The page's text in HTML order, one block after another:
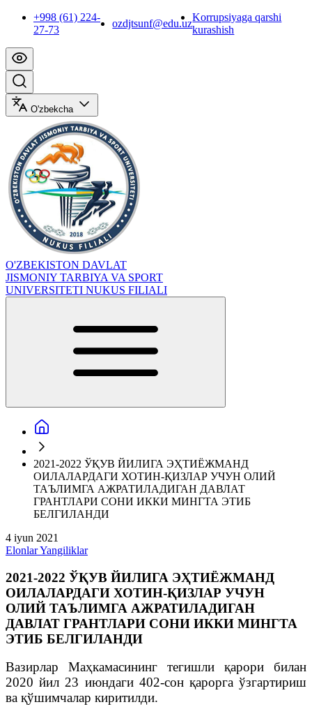
+998 (61) 224-
27-73
ozdjtsunf@edu.uz
Korrupsiyaga qarshi
kurashish
O'zbekcha
O'ZBEKISTON DAVLAT
JISMONIY TARBIYA VA SPORT
UNIVERSITETI NUKUS FILIALI
2021-2022 ЎҚУВ ЙИЛИГА ЭҲТИЁЖМАНД
ОИЛАЛАРДАГИ ХОТИН-ҚИЗЛАР УЧУН ОЛИЙ
ТАЪЛИМГА АЖРАТИЛАДИГАН ДАВЛАТ
ГРАНТЛАРИ СОНИ ИККИ МИНГТА ЭТИБ
БЕЛГИЛАНДИ
4 iyun 2021
ElonlarYangiliklar
2021-2022 ЎҚУВ ЙИЛИГА ЭҲТИЁЖМАНД
ОИЛАЛАРДАГИ ХОТИН-ҚИЗЛАР УЧУН
ОЛИЙ ТАЪЛИМГА АЖРАТИЛАДИГАН
ДАВЛАТ ГРАНТЛАРИ СОНИ ИККИ МИНГТА
ЭТИБ БЕЛГИЛАНДИ
Вазирлар Маҳкамасининг тегишли қарори билан
2020 йил 23 июндаги 402-сон қарорга ўзгартириш
ва қўшимчалар киритилди.